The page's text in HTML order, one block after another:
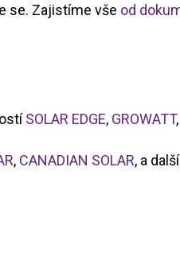
se. Zajistíme vše od
SOLAR EDGE, GROWATT,
, CANADIAN SOLAR, a